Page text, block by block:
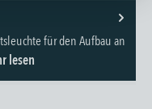
für den Aufbau an
lesen